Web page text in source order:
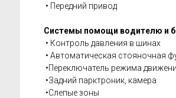
• Передний привод
Системы помощи водителю и
• Контроль давления в шинах
• Автоматическая стояночная
•Переключатель режима
•Задний парктроник, камера
•Слепые зоны